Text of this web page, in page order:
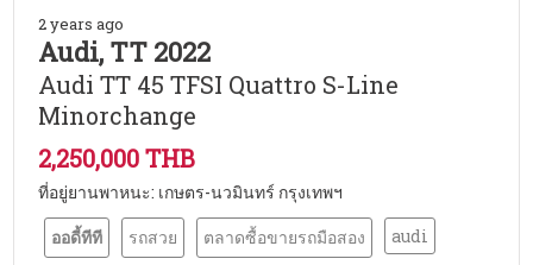
2 years ago
Audi, TT 2022
Audi TT 45 TFSI Quattro S-Line
Minorchange
2,250,000 THB
ที่อยู่ยานพาหนะ: เกษตร-นวมินทร์ กรุงเทพฯ
ออดี้ทีที
รถสวย ตลาดซื้อขายรถมือสอง audi